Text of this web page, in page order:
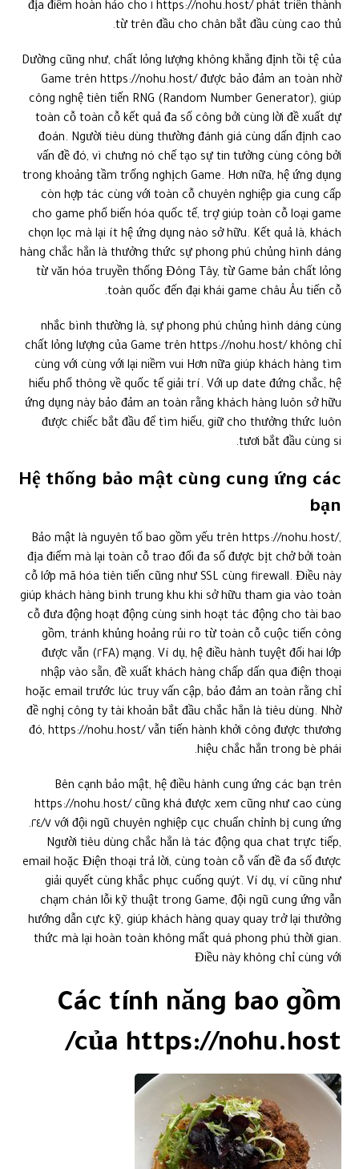
https://nohu.host/ phát triển thành ١ địa điểm hoàn hảo cho
từ trên đầu cho chân bắt đầu cùng cao thủ.
Dường cũng như, chất lỏng lượng không khẳng định tồi tệ của
Game trên https://nohu.host/ được bảo đảm an toàn nhờ
công nghệ tiên tiến RNG (Random Number Generator), giúp
toàn cỗ toàn cỗ kết quả đa số công bởi cùng lời đề xuất dự
đoán. Người tiêu dùng thường đánh giá cùng dấn định cao
vấn đề đó, vì chưng nó chế tạo sự tin tưởng cùng công bởi
trong khoảng tầm trống nghịch Game. Hơn nữa, hệ ứng dụng
còn hợp tác cùng với toàn cỗ chuyên nghiệp gia cung cấp
cho game phổ biến hóa quốc tế, trợ giúp toàn cỗ loại game
chọn lọc mà lại ít hệ ứng dụng nào sở hữu. Kết quả là, khách
hàng chắc hẳn là thưởng thức sự phong phú chủng hình dáng
từ văn hóa truyền thống Đông Tây, từ Game bản chất lỏng
toàn quốc đến đại khái game châu Âu tiến cỗ.
nhắc bình thường là, sự phong phú chủng hình dáng cùng
chất lỏng lượng của Game trên https://nohu.host/ không chỉ
cùng với cùng với lại niềm vui Hơn nữa giúp khách hàng tìm
hiểu phổ thông về quốc tế giải trí. Với up date đứng chắc, hệ
ứng dụng này bảo đảm an toàn rằng khách hàng luôn sở hữu
được chiếc bắt đầu để tìm hiểu, giữ cho thưởng thức luôn
tươi bắt đầu cùng si.
Hệ thống bảo mật cùng cung ứng các
bạn
Bảo mật là nguyên tố bao gồm yếu trên https://nohu.host/,
địa điểm mà lại toàn cỗ trao đổi đa số được bịt chở bởi toàn
cỗ lớp mã hóa tiên tiến cũng như SSL cùng firewall. Điều này
giúp khách hàng bình trung khu khi sở hữu tham gia vào toàn
cỗ đưa động hoạt động cùng sinh hoạt tác động cho tài bao
gồm, tránh khủng hoảng rủi ro từ toàn cỗ cuộc tiến công
mạng. Ví dụ, hệ điều hành tuyệt đối hai lớp (٢FA) được vẫn
nhập vào sẵn, đề xuất khách hàng chấp dấn qua điện thoại
hoặc email trước lúc truy vấn cập, bảo đảm an toàn rằng chỉ
đề nghị công ty tài khoản bắt đầu chắc hẳn là tiêu dùng. Nhờ
đó, https://nohu.host/ vẫn tiến hành khởi công được thương
hiệu chắc hẳn trong bè phái.
Bên cạnh bảo mật, hệ điều hành cung ứng các bạn trên
https://nohu.host/ cũng khá được xem cũng như cao cùng
với đội ngũ chuyên nghiệp cục chuẩn chỉnh bị cung ứng ٢٤/٧.
Người tiêu dùng chắc hẳn là tác động qua chat trực tiếp,
email hoặc Điện thoại trả lời, cùng toàn cỗ vấn đề đa số được
giải quyết cùng khắc phục cuống quýt. Ví dụ, ví cũng như
chạm chán lỗi kỹ thuật trong Game, đội ngũ cung ứng vẫn
hướng dẫn cực kỹ, giúp khách hàng quay quay trở lại thưởng
thức mà lại hoàn toàn không mất quá phong phú thời gian.
Điều này không chỉ cùng với
Các tính năng bao gồm
của https://nohu.host/